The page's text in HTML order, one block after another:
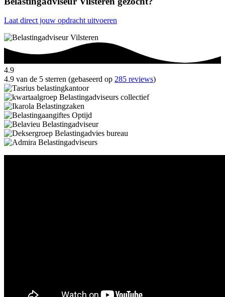
Laat direct jouw opdracht uitvoeren
4.9
4.9 van de 5 sterren (gebaseerd op 285 reviews)